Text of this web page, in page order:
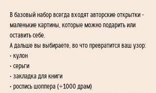
В базовый набор всегда входят авторские открытки -
маленькие картины, которые можно подарить или
оставить себе.
А дальше вы выбираете, во что превратится ваш узор:
• кулон
• серьги
• закладка для книги
• роспись шоппера (+1000 драм)